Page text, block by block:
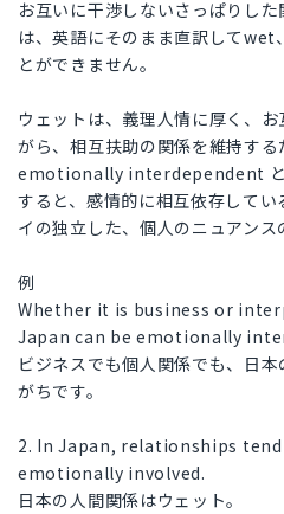
お互いに干渉しないさっぱりした
は、英語にそのまま直訳して
とができません。
ウェットは、義理人情に厚く、
がら、相互扶助の関係を維持す
emotionally interdependent と
すると、感情的に相互依存して
イの独立した、個人のニュアンス
例
Whether it is business or
Japan can be emotionally
ビジネスでも個人関係でも、日
がちです。
2. In Japan, relationships
emotionally involved.
日本の人間関係はウェット。